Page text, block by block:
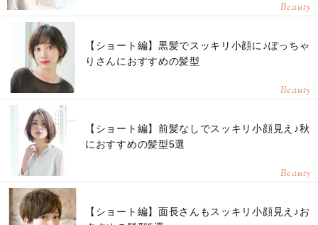
Beauty
【ショート編】黒髪でスッキリ小顔に♪ぽっちゃ
りさんにおすすめの髪型
Beauty
【ショート編】前髪なしでスッキリ小顔見え♪秋
におすすめの髪型5選
Beauty
【ショート編】面長さんもスッキリ小顔見え♪お